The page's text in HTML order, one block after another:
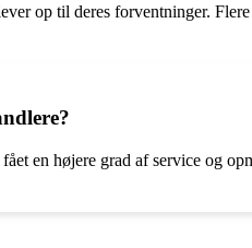
op til deres forventninger.
en højere grad af service og